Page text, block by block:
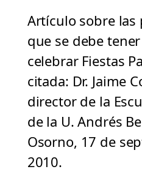
Artículo sobre las
que se debe
celebrar Fiestas
citada: Dr. Jaime
director de la
de la U. Andrés
Osorno, 17 de
2010.